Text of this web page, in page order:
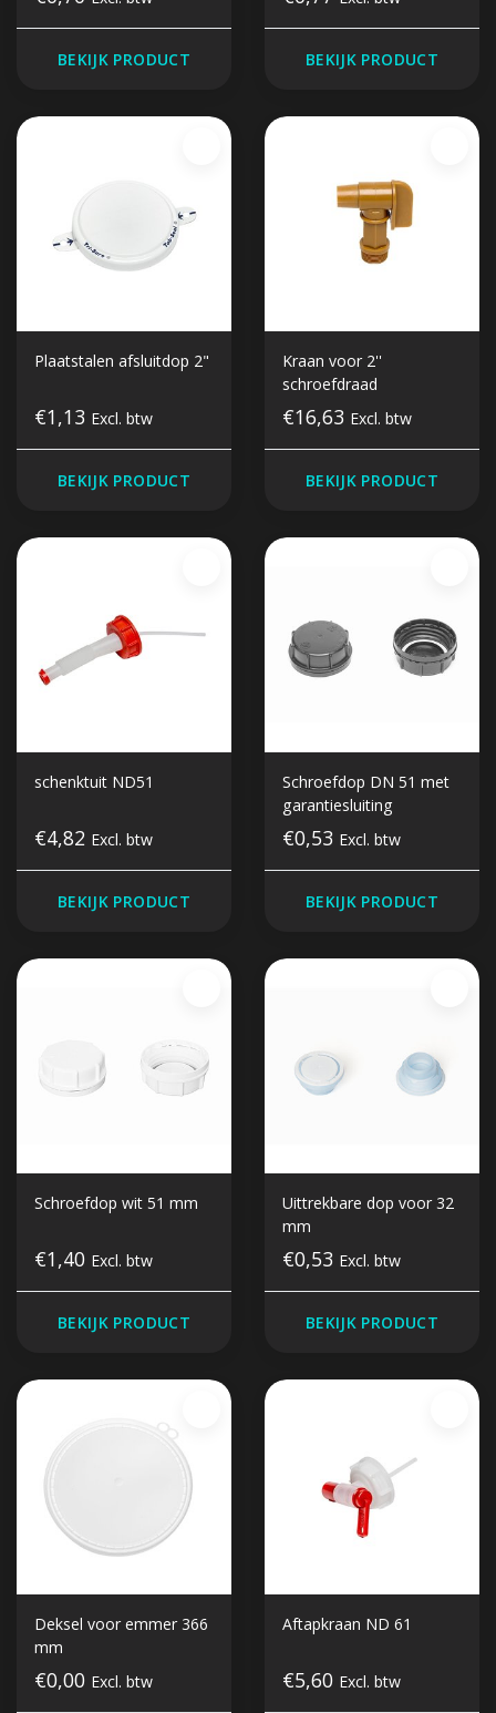
BEKIJK PRODUCT BEKIJK PRODUCT
Plaatstalen afsluitdop 2"
€1,13 Excl. btw
BEKIJK PRODUCT
Kraan voor 2''
schroefdraad
€16,63 Excl. btw
BEKIJK PRODUCT
schenktuit ND51
€4,82 Excl. btw
BEKIJK PRODUCT
Schroefdop DN 51 met
garantiesluiting
€0,53 Excl. btw
BEKIJK PRODUCT
Schroefdop wit 51 mm
€1,40 Excl. btw
BEKIJK PRODUCT
Uittrekbare dop voor 32
mm
€0,53 Excl. btw
BEKIJK PRODUCT
Deksel voor emmer 366
mm
€0,00 Excl. btw
Aftapkraan ND 61
€5,60 Excl. btw